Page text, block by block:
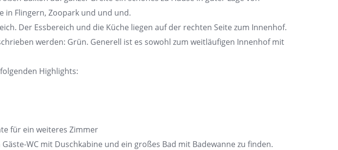
in Flingern, Zoopark und und und.
Der Essbereich und die Küche liegen auf der rechten Seite zum Innenhof.
werden: Grün. Generell ist es sowohl zum weitläufigen Innenhof mit
Highlights:
für ein weiteres Zimmer
WC mit Duschkabine und ein großes Bad mit Badewanne zu finden.